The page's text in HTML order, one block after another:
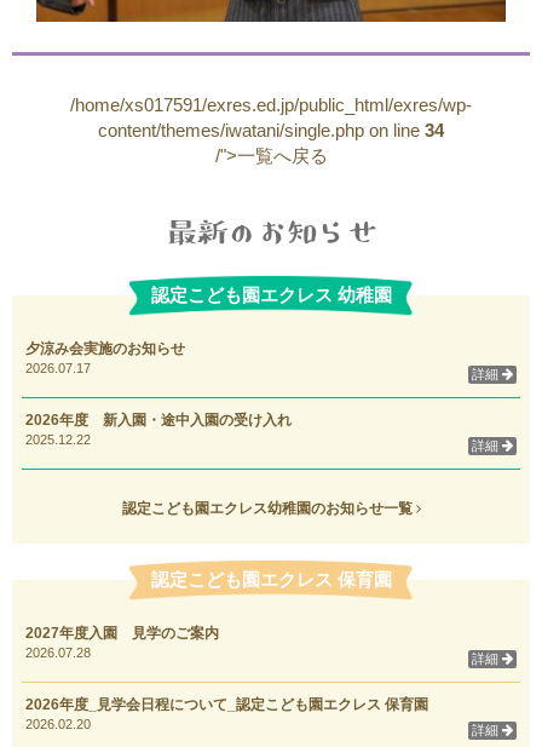
/home/xs017591/exres.ed.jp/public_html/exres/wp-
content/themes/iwatani/single.php on line 34
/">一覧へ戻る
認定こども園エクレス 幼稚園
夕涼み会実施のお知らせ
2026.07.17 詳細
2026年度 新入園・途中入園の受け入れ
2025.12.22 詳細
認定こども園エクレス幼稚園のお知らせ一覧
認定こども園エクレス 保育園
2027年度入園 見学のご案内
2026.07.28 詳細
2026年度_見学会日程について_認定こども園エクレス 保育園
2026.02.20 詳細